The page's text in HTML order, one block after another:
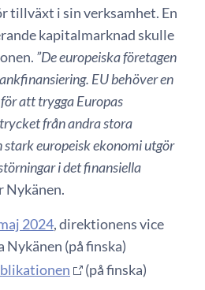
tillväxt i sin verksamhet. En
kapitalmarknad skulle
”De europeiska företagen
EU behöver en
att trygga Europas
från andra stora
europeisk ekonomi utgör
i det finansiella
Nykänen.
2024, direktionens vice
(på finska)
(på finska)